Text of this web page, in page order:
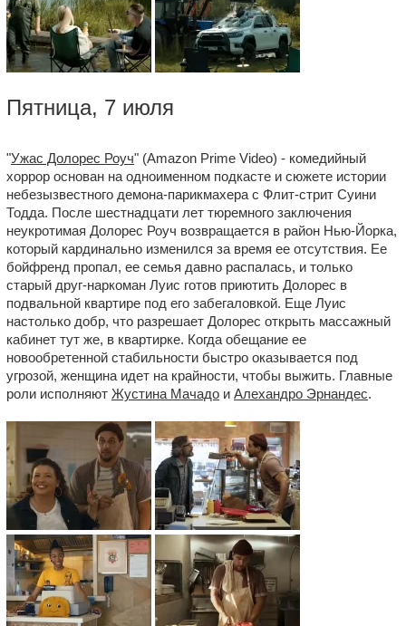
Пятница, 7 июля
"Ужас Долорес Роуч" (Amazon Prime Video) - комедийный
хоррор основан на одноименном подкасте и сюжете истории
небезызвестного демона-парикмахера с Флит-стрит Суини
Тодда. После шестнадцати лет тюремного заключения
неукротимая Долорес Роуч возвращается в район Нью-Йорка,
который кардинально изменился за время ее отсутствия. Ее
бойфренд пропал, ее семья давно распалась, и только
старый друг-наркоман Луис готов приютить Долорес в
подвальной квартире под его забегаловкой. Еще Луис
настолько добр, что разрешает Долорес открыть массажный
кабинет тут же, в квартирке. Когда обещание ее
новообретенной стабильности быстро оказывается под
угрозой, женщина идет на крайности, чтобы выжить. Главные
роли исполняют Жустина Мачадо и Алехандро Эрнандес.